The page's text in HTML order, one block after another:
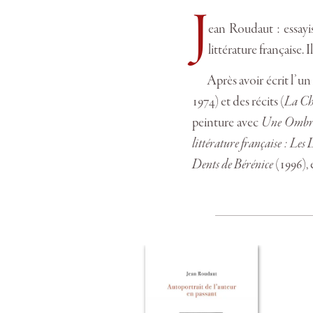
Jean Roudaut :
littérature française.
Après avoir écrit
1974) et des récits (La
peinture avec Une
littérature française : Les
Dents de Bérénice(1996),